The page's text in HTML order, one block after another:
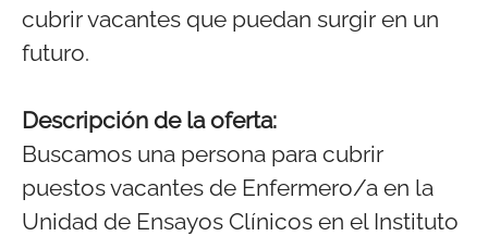
cubrir vacantes que puedan surgir en un
futuro.
Descripción de la oferta:
Buscamos una persona para cubrir
puestos vacantes de Enfermero/a en la
Unidad de Ensayos Clínicos en el Instituto